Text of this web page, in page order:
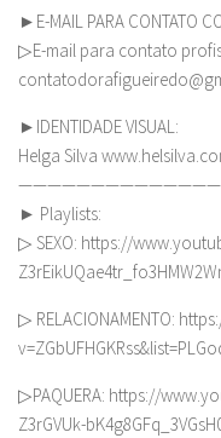
►E-MAIL PARA CONTATO
▷E-mail para contato
►IDENTIDADE VISUAL:
Helga Silva
► Playlists:
▷ SEXO: https://
▷ RELACIONAMENTO:
▷PAQUERA: https://
Z3rGVUk-